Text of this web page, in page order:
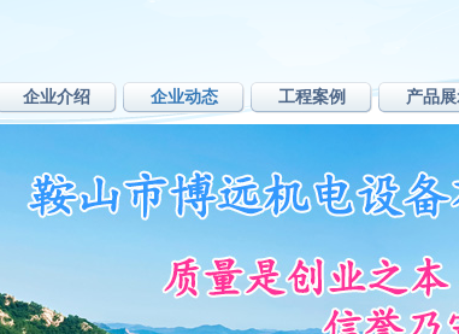
企业介绍 企业动态 工程案例 产品